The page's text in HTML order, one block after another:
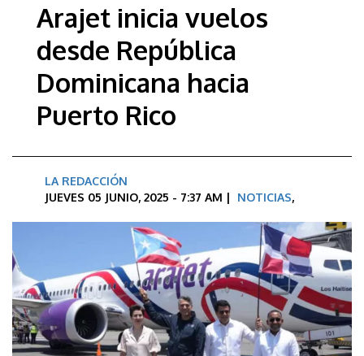
Arajet inicia vuelos
desde República
Dominicana hacia
Puerto Rico
LA REDACCIÓN
JUEVES 05 JUNIO, 2025 - 7:37 AM | NOTICIAS,